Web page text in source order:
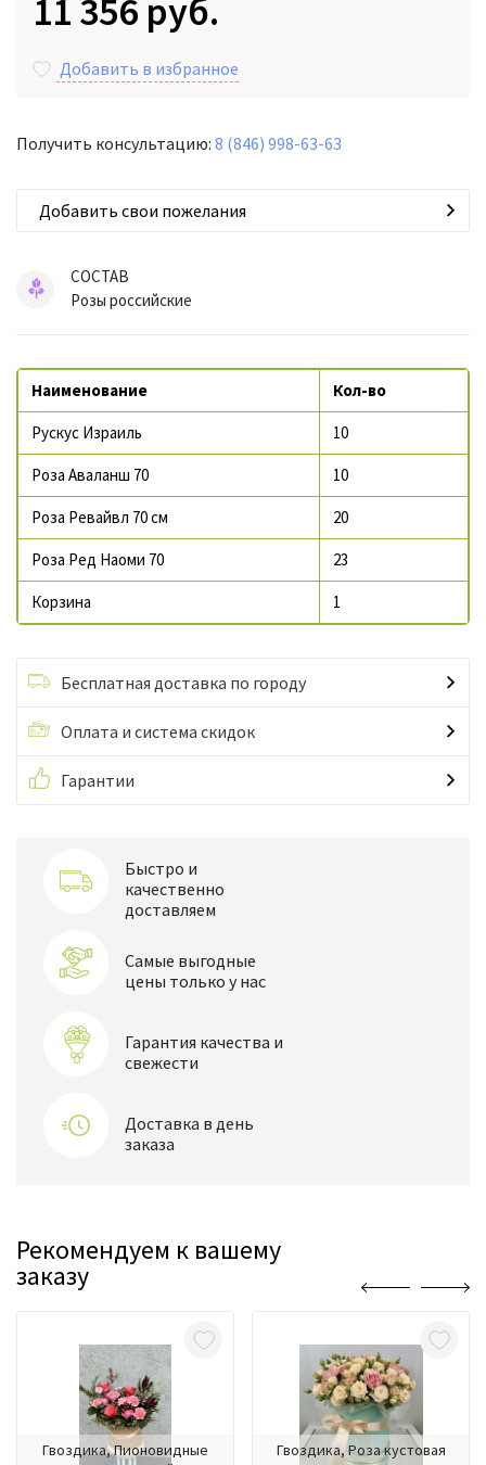
11 356 руб.
Добавить в избранное
Получить консультацию: 8 (846) 998-63-63
Добавить свои пожелания
СОСТАВ
Розы российские
Наименование Кол-во
Рускус Израиль 10
Роза Аваланш 70 10
Роза Ревайвл 70 см 20
Роза Ред Наоми 70 23
Корзина 1
Бесплатная доставка по городу
Оплата и система скидок
Гарантии
Быстро и
качественно
доставляем
Самые выгодные
цены только у нас
Гарантия качества и
свежести
Доставка в день
заказа
Рекомендуем к вашему
заказу
Гвоздика, Пионовидные
Гвоздика, Роза кустовая